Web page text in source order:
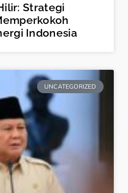
Strategi
Indonesia
UNCATEGORIZED